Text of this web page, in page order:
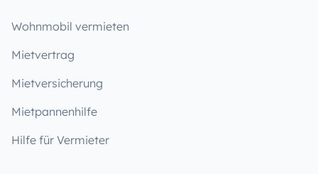
Wohnmobil vermieten
Mietvertrag
Mietversicherung
Mietpannenhilfe
Hilfe für Vermieter